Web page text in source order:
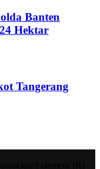
Banten
Hektar
Tangerang